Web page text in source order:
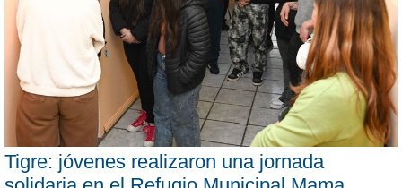
Tigre: jóvenes realizaron una jornada